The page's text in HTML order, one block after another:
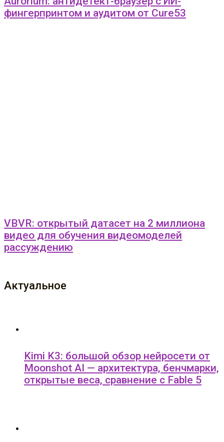
фингерпринтом и аудитом от Cure53
VBVR: открытый датасет на 2 миллиона
видео для обучения видеомоделей
рассуждению
Актуальное
Kimi K3: большой обзор нейросети от
Moonshot AI — архитектура, бенчмарки,
открытые веса, сравнение с Fable 5